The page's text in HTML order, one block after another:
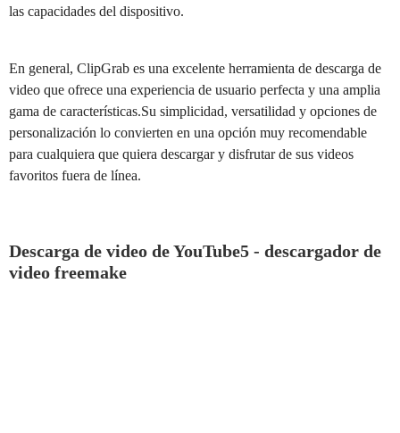
las capacidades del dispositivo.
En general, ClipGrab es una excelente herramienta de descarga de
video que ofrece una experiencia de usuario perfecta y una amplia
gama de características.Su simplicidad, versatilidad y opciones de
personalización lo convierten en una opción muy recomendable
para cualquiera que quiera descargar y disfrutar de sus videos
favoritos fuera de línea.
Descarga de video de YouTube5 - descargador de
video freemake